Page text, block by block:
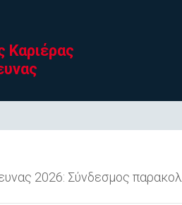
Καριέρας
2026: Σύνδεσμος